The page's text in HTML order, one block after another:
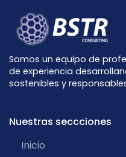
Somos un equipo de
de experiencia
sostenibles y
Nuestras seccciones
Inicio